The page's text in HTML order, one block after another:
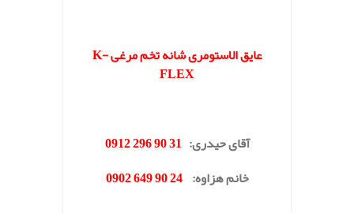
عایق الاستومری شانه تخم مرغی K-
FLEX
آقای حیدری:
31 90 296 0912
خانم هزاوه:
24 90 649 0902